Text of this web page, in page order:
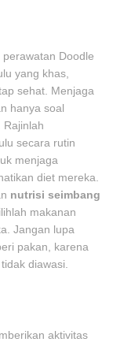
Doodle
yang khas,
sehat. Menjaga
hanya soal
Rajinlah
secara rutin
menjaga
diet mereka.
nutrisi seimbang
makanan
Jangan lupa
pakan, karena
diawasi.
aktivitas